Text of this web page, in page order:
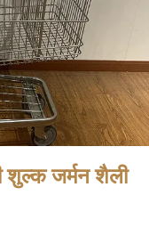
शुल्क जर्मन शैली